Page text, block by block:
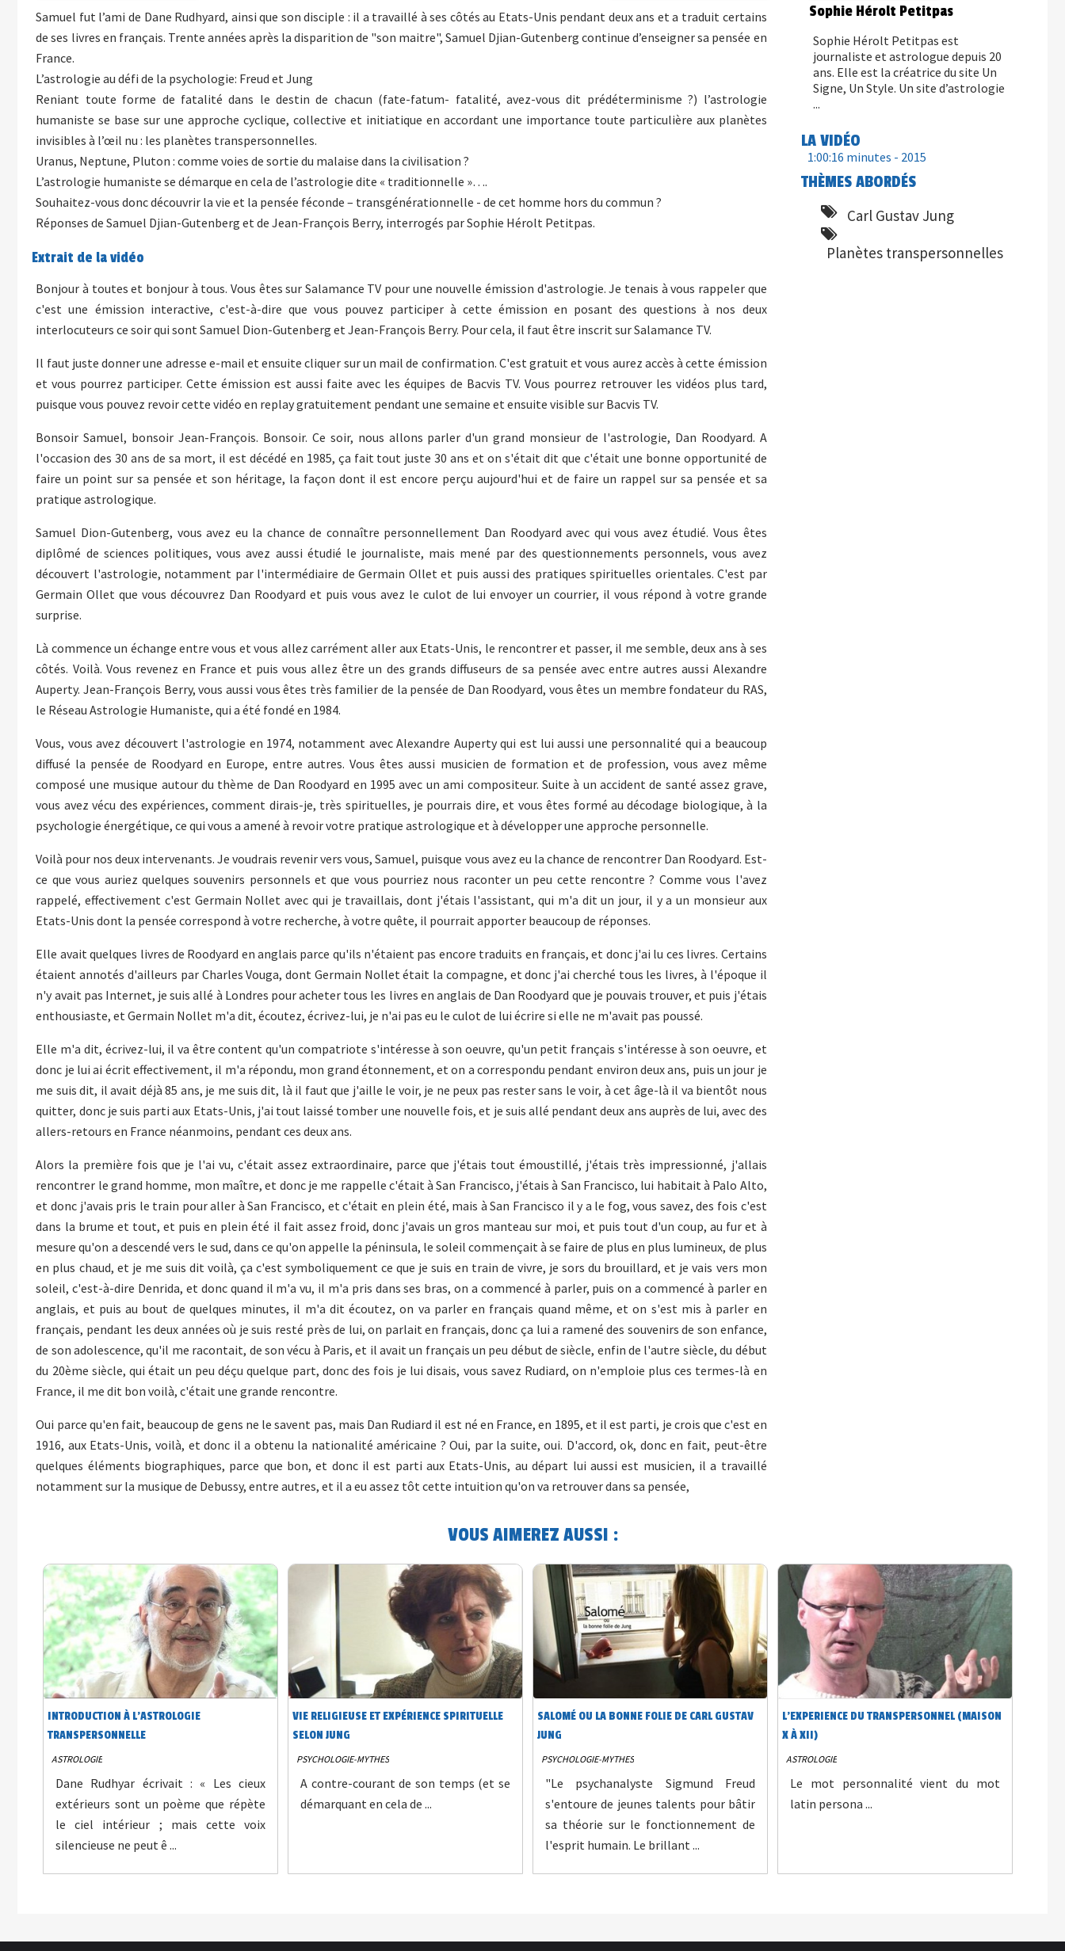
Samuel fut l’ami de Dane Rudhyard, ainsi que son disciple : il a travaillé à ses côtés au Etats-Unis pendant deux ans et a traduit certains
de ses livres en français. Trente années après la disparition de "son maitre", Samuel Djian-Gutenberg continue d’enseigner sa pensée en
France.
L’astrologie au défi de la psychologie: Freud et Jung
Reniant toute forme de fatalité dans le destin de chacun (fate-fatum- fatalité, avez-vous dit prédéterminisme ?) l’astrologie
humaniste se base sur une approche cyclique, collective et initiatique en accordant une importance toute particulière aux planètes
invisibles à l’œil nu : les planètes transpersonnelles.
Uranus, Neptune, Pluton : comme voies de sortie du malaise dans la civilisation ?
L’astrologie humaniste se démarque en cela de l’astrologie dite « traditionnelle »….
Souhaitez-vous donc découvrir la vie et la pensée féconde – transgénérationnelle - de cet homme hors du commun ?
Réponses de Samuel Djian-Gutenberg et de Jean-François Berry, interrogés par Sophie Hérolt Petitpas.
Extrait de la vidéo
Bonjour à toutes et bonjour à tous. Vous êtes sur Salamance TV pour une nouvelle émission d'astrologie. Je tenais à vous rappeler que
c'est une émission interactive, c'est-à-dire que vous pouvez participer à cette émission en posant des questions à nos deux
interlocuteurs ce soir qui sont Samuel Dion-Gutenberg et Jean-François Berry. Pour cela, il faut être inscrit sur Salamance TV.
Il faut juste donner une adresse e-mail et ensuite cliquer sur un mail de confirmation. C'est gratuit et vous aurez accès à cette émission
et vous pourrez participer. Cette émission est aussi faite avec les équipes de Bacvis TV. Vous pourrez retrouver les vidéos plus tard,
puisque vous pouvez revoir cette vidéo en replay gratuitement pendant une semaine et ensuite visible sur Bacvis TV.
Bonsoir Samuel, bonsoir Jean-François. Bonsoir. Ce soir, nous allons parler d'un grand monsieur de l'astrologie, Dan Roodyard. A
l'occasion des 30 ans de sa mort, il est décédé en 1985, ça fait tout juste 30 ans et on s'était dit que c'était une bonne opportunité de
faire un point sur sa pensée et son héritage, la façon dont il est encore perçu aujourd'hui et de faire un rappel sur sa pensée et sa
pratique astrologique.
Samuel Dion-Gutenberg, vous avez eu la chance de connaître personnellement Dan Roodyard avec qui vous avez étudié. Vous êtes
diplômé de sciences politiques, vous avez aussi étudié le journaliste, mais mené par des questionnements personnels, vous avez
découvert l'astrologie, notamment par l'intermédiaire de Germain Ollet et puis aussi des pratiques spirituelles orientales. C'est par
Germain Ollet que vous découvrez Dan Roodyard et puis vous avez le culot de lui envoyer un courrier, il vous répond à votre grande
surprise.
Là commence un échange entre vous et vous allez carrément aller aux Etats-Unis, le rencontrer et passer, il me semble, deux ans à ses
côtés. Voilà. Vous revenez en France et puis vous allez être un des grands diffuseurs de sa pensée avec entre autres aussi Alexandre
Auperty. Jean-François Berry, vous aussi vous êtes très familier de la pensée de Dan Roodyard, vous êtes un membre fondateur du RAS,
le Réseau Astrologie Humaniste, qui a été fondé en 1984.
Vous, vous avez découvert l'astrologie en 1974, notamment avec Alexandre Auperty qui est lui aussi une personnalité qui a beaucoup
diffusé la pensée de Roodyard en Europe, entre autres. Vous êtes aussi musicien de formation et de profession, vous avez même
composé une musique autour du thème de Dan Roodyard en 1995 avec un ami compositeur. Suite à un accident de santé assez grave,
vous avez vécu des expériences, comment dirais-je, très spirituelles, je pourrais dire, et vous êtes formé au décodage biologique, à la
psychologie énergétique, ce qui vous a amené à revoir votre pratique astrologique et à développer une approche personnelle.
Voilà pour nos deux intervenants. Je voudrais revenir vers vous, Samuel, puisque vous avez eu la chance de rencontrer Dan Roodyard. Est-
ce que vous auriez quelques souvenirs personnels et que vous pourriez nous raconter un peu cette rencontre ? Comme vous l'avez
rappelé, effectivement c'est Germain Nollet avec qui je travaillais, dont j'étais l'assistant, qui m'a dit un jour, il y a un monsieur aux
Etats-Unis dont la pensée correspond à votre recherche, à votre quête, il pourrait apporter beaucoup de réponses.
Elle avait quelques livres de Roodyard en anglais parce qu'ils n'étaient pas encore traduits en français, et donc j'ai lu ces livres. Certains
étaient annotés d'ailleurs par Charles Vouga, dont Germain Nollet était la compagne, et donc j'ai cherché tous les livres, à l'époque il
n'y avait pas Internet, je suis allé à Londres pour acheter tous les livres en anglais de Dan Roodyard que je pouvais trouver, et puis j'étais
enthousiaste, et Germain Nollet m'a dit, écoutez, écrivez-lui, je n'ai pas eu le culot de lui écrire si elle ne m'avait pas poussé.
Elle m'a dit, écrivez-lui, il va être content qu'un compatriote s'intéresse à son oeuvre, qu'un petit français s'intéresse à son oeuvre, et
donc je lui ai écrit effectivement, il m'a répondu, mon grand étonnement, et on a correspondu pendant environ deux ans, puis un jour je
me suis dit, il avait déjà 85 ans, je me suis dit, là il faut que j'aille le voir, je ne peux pas rester sans le voir, à cet âge-là il va bientôt nous
quitter, donc je suis parti aux Etats-Unis, j'ai tout laissé tomber une nouvelle fois, et je suis allé pendant deux ans auprès de lui, avec des
allers-retours en France néanmoins, pendant ces deux ans.
Alors la première fois que je l'ai vu, c'était assez extraordinaire, parce que j'étais tout émoustillé, j'étais très impressionné, j'allais
rencontrer le grand homme, mon maître, et donc je me rappelle c'était à San Francisco, j'étais à San Francisco, lui habitait à Palo Alto,
et donc j'avais pris le train pour aller à San Francisco, et c'était en plein été, mais à San Francisco il y a le fog, vous savez, des fois c'est
dans la brume et tout, et puis en plein été il fait assez froid, donc j'avais un gros manteau sur moi, et puis tout d'un coup, au fur et à
mesure qu'on a descendé vers le sud, dans ce qu'on appelle la péninsula, le soleil commençait à se faire de plus en plus lumineux, de plus
en plus chaud, et je me suis dit voilà, ça c'est symboliquement ce que je suis en train de vivre, je sors du brouillard, et je vais vers mon
soleil, c'est-à-dire Denrida, et donc quand il m'a vu, il m'a pris dans ses bras, on a commencé à parler, puis on a commencé à parler en
anglais, et puis au bout de quelques minutes, il m'a dit écoutez, on va parler en français quand même, et on s'est mis à parler en
français, pendant les deux années où je suis resté près de lui, on parlait en français, donc ça lui a ramené des souvenirs de son enfance,
de son adolescence, qu'il me racontait, de son vécu à Paris, et il avait un français un peu début de siècle, enfin de l'autre siècle, du début
du 20ème siècle, qui était un peu déçu quelque part, donc des fois je lui disais, vous savez Rudiard, on n'emploie plus ces termes-là en
France, il me dit bon voilà, c'était une grande rencontre.
Oui parce qu'en fait, beaucoup de gens ne le savent pas, mais Dan Rudiard il est né en France, en 1895, et il est parti, je crois que c'est en
1916, aux Etats-Unis, voilà, et donc il a obtenu la nationalité américaine ? Oui, par la suite, oui. D'accord, ok, donc en fait, peut-être
quelques éléments biographiques, parce que bon, et donc il est parti aux Etats-Unis, au départ lui aussi est musicien, il a travaillé
notamment sur la musique de Debussy, entre autres, et il a eu assez tôt cette intuition qu'on va retrouver dans sa pensée,
Sophie Hérolt Petitpas
Sophie Hérolt Petitpas est
journaliste et astrologue depuis 20
ans. Elle est la créatrice du site Un
Signe, Un Style. Un site d’astrologie
...
LA VIDÉO
1:00:16 minutes - 2015
THÈMES ABORDÉS
Carl Gustav Jung
Planètes transpersonnelles
VOUS AIMEREZ AUSSI :
INTRODUCTION À L'ASTROLOGIE
TRANSPERSONNELLE
ASTROLOGIE
Dane Rudhyar écrivait : « Les cieux
extérieurs sont un poème que répète
le ciel intérieur ; mais cette voix
silencieuse ne peut ê ...
VIE RELIGIEUSE ET EXPÉRIENCE SPIRITUELLE
SELON JUNG
PSYCHOLOGIE-MYTHES
A contre-courant de son temps (et se
démarquant en cela de ...
SALOMÉ OU LA BONNE FOLIE DE CARL GUSTAV
JUNG
PSYCHOLOGIE-MYTHES
"Le psychanalyste Sigmund Freud
s'entoure de jeunes talents pour bâtir
sa théorie sur le fonctionnement de
l'esprit humain. Le brillant ...
L’EXPERIENCE DU TRANSPERSONNEL (MAISON
X À XII)
ASTROLOGIE
Le mot personnalité vient du mot
latin persona ...